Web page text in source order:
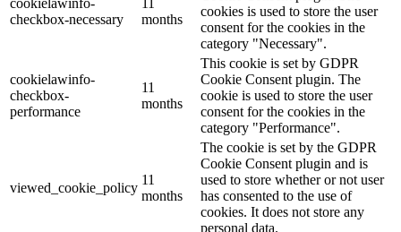
cookielawinfo-
checkbox-necessary
11
months
cookies is used to store the user
consent for the cookies in the
category "Necessary".
cookielawinfo-
checkbox-
performance
11
months
This cookie is set by GDPR
Cookie Consent plugin. The
cookie is used to store the user
consent for the cookies in the
category "Performance".
viewed_cookie_policy
11
months
The cookie is set by the GDPR
Cookie Consent plugin and is
used to store whether or not user
has consented to the use of
cookies. It does not store any
personal data.